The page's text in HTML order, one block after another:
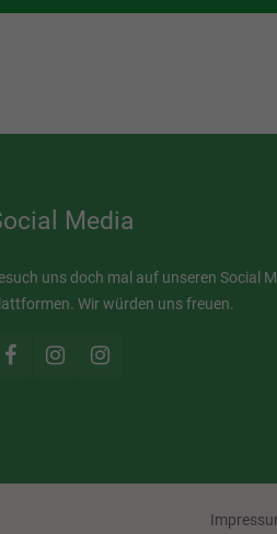
Media
uns doch mal auf unseren Social
Wir würden uns freuen.